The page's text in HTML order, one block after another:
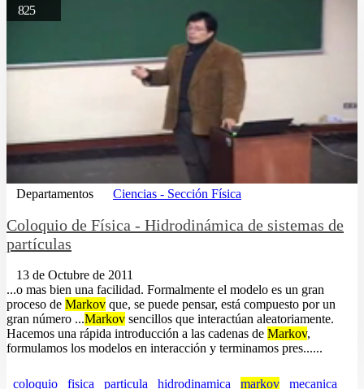
825
Departamentos Ciencias - Sección Física
Coloquio de Física - Hidrodinámica de sistemas de
partículas
13 de Octubre de 2011
...o mas bien una facilidad. Formalmente el modelo es un gran
proceso de Markov que, se puede pensar, está compuesto por un
gran número ...Markov sencillos que interactúan aleatoriamente.
Hacemos una rápida introducción a las cadenas de Markov,
formulamos los modelos en interacción y terminamos pres......
coloquio fisica particula hidrodinamica markov mecanica